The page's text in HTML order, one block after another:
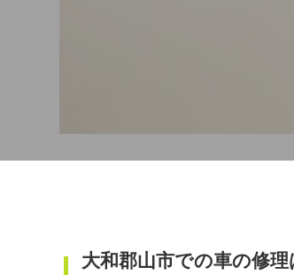
大和郡山市での車の修